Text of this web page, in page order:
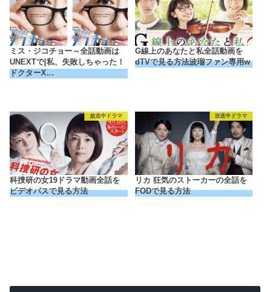
ミス・ジコチョー～全話動画は
UNEXTで|私、失敗しちゃった！
ドクターX…
G線上のあなたと私全話動画を
dTVで見る方法波瑠ファン専用w
放送中ドラマ
科捜研の女19ドラマ動画全話を
ビデオパスで見る方法
放送中ドラマ
リカ 狂気のストーカーの全話を
FODで見る方法